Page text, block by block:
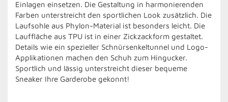
Einlagen einsetzen. Die Gestaltung in harmonierenden
Farben unterstreicht den sportlichen Look zusätzlich. Die
Laufsohle aus Phylon-Material ist besonders leicht. Die
Lauffläche aus TPU ist in einer Zickzackform gestaltet.
Details wie ein spezieller Schnürsenkeltunnel und Logo-
Applikationen machen den Schuh zum Hingucker.
Sportlich und lässig unterstreicht dieser bequeme
Sneaker Ihre Garderobe gekonnt!